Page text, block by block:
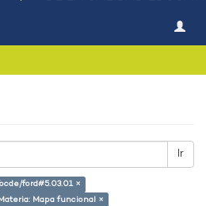
Ir
ford#5.03.01 ×
Mapa funcional ×